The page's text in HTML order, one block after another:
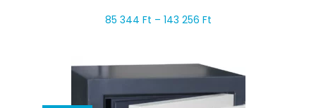
85 344 Ft – 143 256 Ft